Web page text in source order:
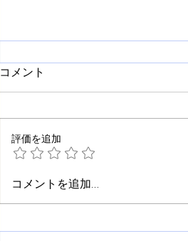
板野郡藍住町で窓ガラスフィ
コメント
評価を追加
コメントを追加…